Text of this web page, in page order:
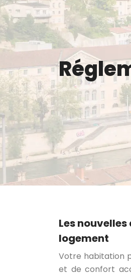
Les
logement
Votre habitation
et de confort